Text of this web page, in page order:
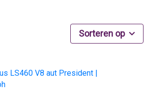
Sorteren op